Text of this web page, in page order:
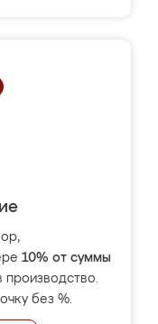
10% от суммы
производство.
без %.